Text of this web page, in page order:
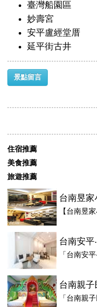
臺灣船園區
妙壽宮
安平盧經堂厝
延平街古井
景點留言
住宿推薦
美食推薦
旅遊推薦
台南昱家
【台南昱
台南安平
「台南安
台南親子
「台南親